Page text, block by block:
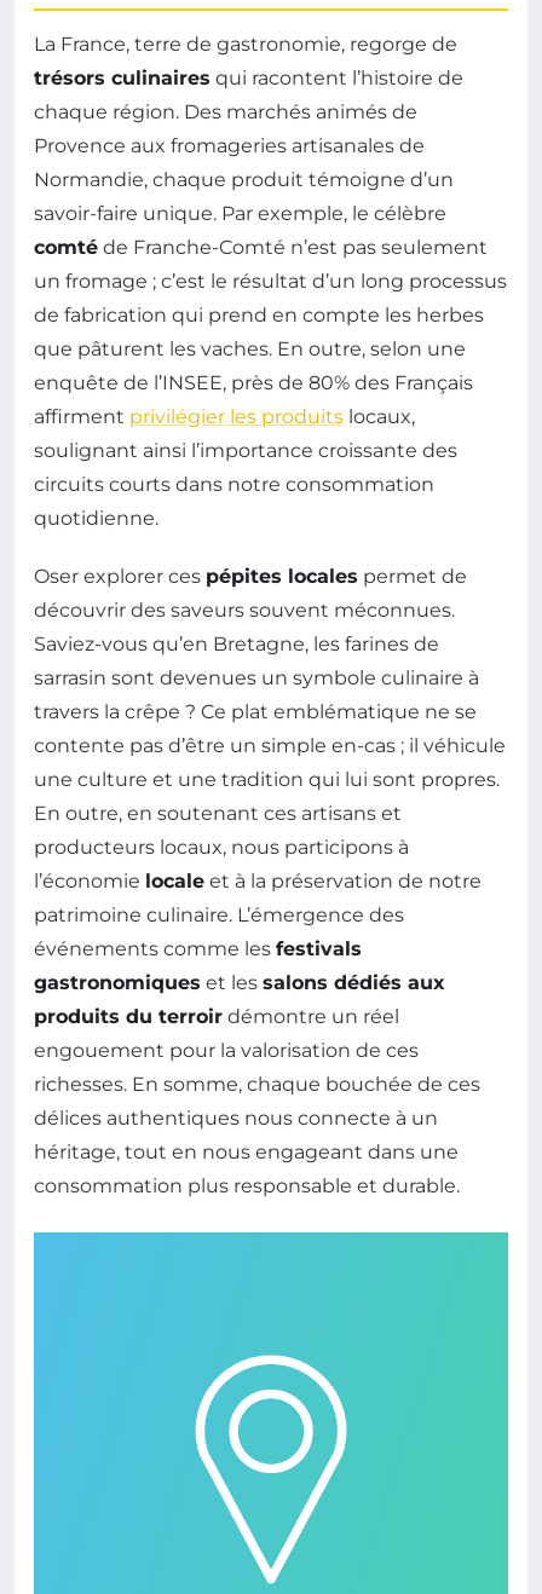
La France, terre de gastronomie, regorge de
trésors culinaires qui racontent l’histoire de
chaque région. Des marchés animés de
Provence aux fromageries artisanales de
Normandie, chaque produit témoigne d’un
savoir-faire unique. Par exemple, le célèbre
comté de Franche-Comté n’est pas seulement
un fromage ; c’est le résultat d’un long processus
de fabrication qui prend en compte les herbes
que pâturent les vaches. En outre, selon une
enquête de l’INSEE, près de 80% des Français
affirment privilégier les produits locaux,
soulignant ainsi l’importance croissante des
circuits courts dans notre consommation
quotidienne.
Oser explorer ces pépites locales permet de
découvrir des saveurs souvent méconnues.
Saviez-vous qu’en Bretagne, les farines de
sarrasin sont devenues un symbole culinaire à
travers la crêpe ? Ce plat emblématique ne se
contente pas d’être un simple en-cas ; il véhicule
une culture et une tradition qui lui sont propres.
En outre, en soutenant ces artisans et
producteurs locaux, nous participons à
l’économie locale et à la préservation de notre
patrimoine culinaire. L’émergence des
événements comme les festivals
gastronomiques et les salons dédiés aux
produits du terroir démontre un réel
engouement pour la valorisation de ces
richesses. En somme, chaque bouchée de ces
délices authentiques nous connecte à un
héritage, tout en nous engageant dans une
consommation plus responsable et durable.